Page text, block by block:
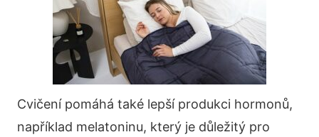
Cvičení pomáhá také lepší produkci hormonů,
například melatoninu, který je důležitý pro